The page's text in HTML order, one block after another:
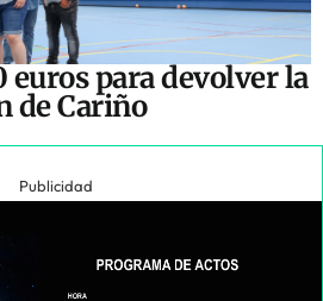
euros para devolver la
de Cariño
Publicidad